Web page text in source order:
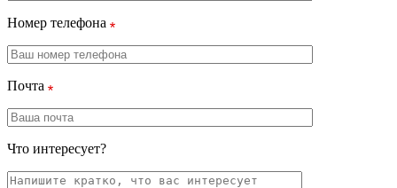
Номер телефона
Почта
Что интересует?